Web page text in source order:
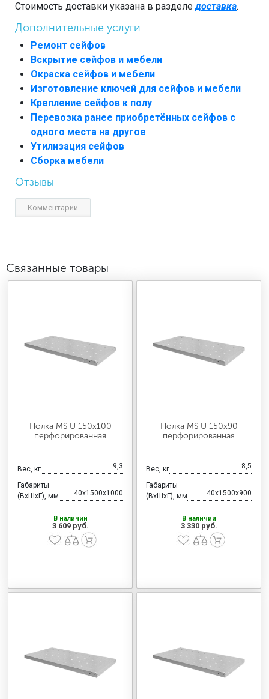
Стоимость доставки указана в разделедоставка.
Дополнительные услуги
Ремонт сейфов
Вскрытие сейфов и мебели
Окраска сейфов и мебели
Изготовление ключей для сейфов и мебели
Крепление сейфов к полу
Перевозка ранее приобретённых сейфов с
одного места на другое
Утилизация сейфов
Сборка мебели
Отзывы
Комментарии
Связанные товары
Полка MS U 150х100
перфорированная
Вес, кг 9,3
Габариты
(ВхШхГ), мм
40x1500x1000
В наличии
3 609 руб.
Полка MS U 150х90
перфорированная
Вес, кг 8,5
Габариты
(ВхШхГ), мм
40x1500x900
В наличии
3 330 руб.